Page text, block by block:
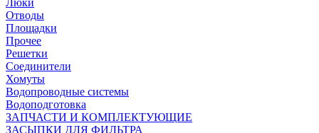
Люки
Отводы
Площадки
Прочее
Решетки
Соединители
Хомуты
Водопроводные системы
Водоподготовка
ЗАПЧАСТИ И КОМПЛЕКТУЮЩИЕ
ЗАСЫПКИ ДЛЯ ФИЛЬТРА